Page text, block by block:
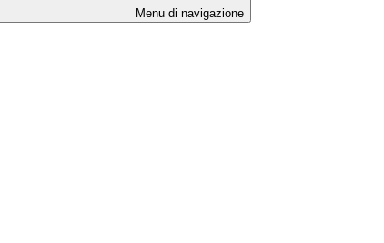
Menu di navigazione